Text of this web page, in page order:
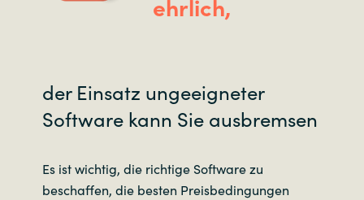
der Einsatz ungeeigneter
Software kann Sie ausbremsen
Es ist wichtig, die richtige Software zu
beschaffen, die besten Preisbedingungen